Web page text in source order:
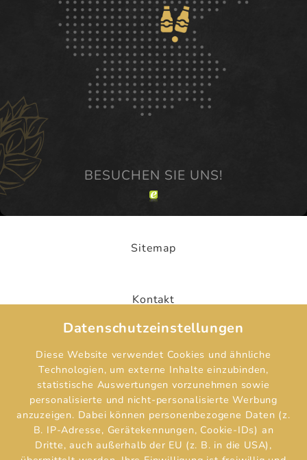
Datenschutzeinstellungen
Diese Website verwendet Cookies und ähnliche
Technologien, um externe Inhalte einzubinden,
statistische Auswertungen vorzunehmen sowie
personalisierte und nicht-personalisierte Werbung
anzuzeigen. Dabei können personenbezogene Daten (z.
B. IP-Adresse, Gerätekennungen, Cookie-IDs) an
Dritte, auch außerhalb der EU (z. B. in die USA),
Sitemap
Kontakt
Hotelaufnahmevertrag
Impressum
Datenschutz